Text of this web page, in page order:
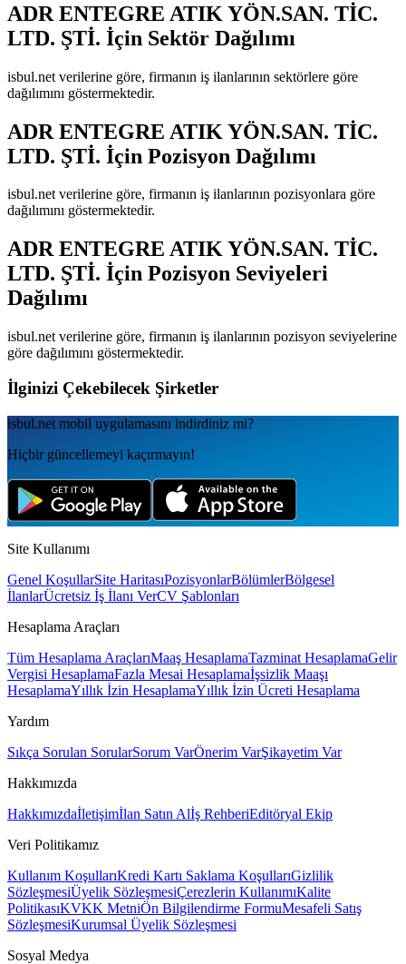
ADR ENTEGRE ATIK YÖN.SAN. TİC.
LTD. ŞTİ. İçin Sektör Dağılımı
isbul.net verilerine göre, firmanın iş ilanlarının sektörlere göre
dağılımını göstermektedir.
ADR ENTEGRE ATIK YÖN.SAN. TİC.
LTD. ŞTİ. İçin Pozisyon Dağılımı
isbul.net verilerine göre, firmanın iş ilanlarının pozisyonlara göre
dağılımını göstermektedir.
ADR ENTEGRE ATIK YÖN.SAN. TİC.
LTD. ŞTİ. İçin Pozisyon Seviyeleri
Dağılımı
isbul.net verilerine göre, firmanın iş ilanlarının pozisyon seviyelerine
göre dağılımını göstermektedir.
İlginizi Çekebilecek Şirketler
isbul.net mobil uygulamаsını indirdiniz mi?
Hiçbir güncellemeyi kaçırmayın!
Site Kullanımı
Genel KoşullarSite HaritasıPozisyonlarBölümlerBölgesel
İlanlarÜcretsiz İş İlanı VerCV Şablonları
Hesaplama Araçları
Tüm Hesaplama AraçlarıMaaş HesaplamaTazminat HesaplamaGelir
Vergisi HesaplamaFazla Mesai Hesaplamaİşsizlik Maaşı
HesaplamaYıllık İzin HesaplamaYıllık İzin Ücreti Hesaplama
Yardım
Sıkça Sorulan SorularSorum VarÖnerim VarŞikayetim Var
Hakkımızda
Hakkımızdaİletişimİlan Satın Alİş RehberiEditöryal Ekip
Veri Politikamız
Kullanım KoşullarıKredi Kartı Saklama KoşullarıGizlilik
SözleşmesiÜyelik SözleşmesiÇerezlerin KullanımıKalite
PolitikasıKVKK MetniÖn Bilgilendirme FormuMesafeli Satış
SözleşmesiKurumsal Üyelik Sözleşmesi
Sosyal Medya